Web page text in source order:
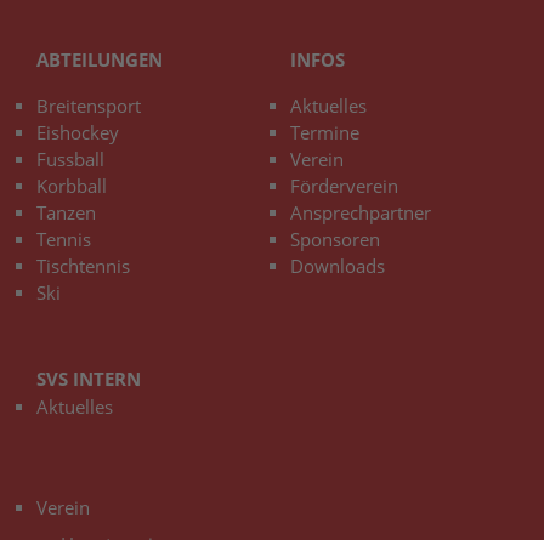
ABTEILUNGEN
Breitensport
Eishockey
Fussball
Korbball
Tanzen
Tennis
Tischtennis
Ski
SVS INTERN
Aktuelles
Verein
INFOS
Aktuelles
Termine
Verein
Förderverein
Ansprechpartner
Sponsoren
Downloads